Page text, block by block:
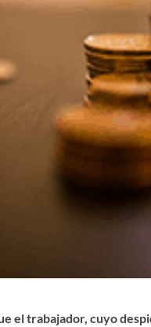
el trabajador, cuyo